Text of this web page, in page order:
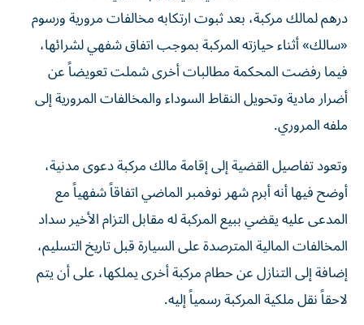
درهم لمالك مركبة، بعد ثبوت ارتكابه مخالفات مرورية ورسوم
«سالك» أثناء حيازته المركبة بموجب اتفاق شفهي لشرائها،
فيما رفضت المحكمة مطالبات أخرى شملت تعويضاً عن
أضرار مادية وتحويل النقاط السوداء والمخالفات المرورية إلى
ملفه المروري.
وتعود تفاصيل القضية إلى إقامة مالك مركبة دعوى مدنية،
أوضح فيها أنه أبرم شهر نوفمبر الماضي اتفاقاً شفهياً مع
المدعى عليه يقضي ببيع المركبة له مقابل التزام الأخير سداد
المخالفات المالية المترصدة على السيارة قبل تاريخ التسليم،
إضافة إلى التنازل عن حطام مركبة أخرى يملكها، على أن يتم
لاحقاً نقل ملكية المركبة رسمياً إليه.